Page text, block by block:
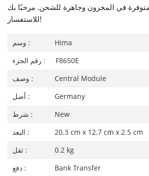
متوفرة في المخزون وجاهزة للشحن. مرحبًا بك
للاستفسار!
وسم :
Hima
رقم الجزء :
F8650E
وصف :
Central Module
أصل :
Germany
شرط :
New
البعد :
20.3 cm x 12.7 cm x 2.5 cm
ثقل :
0.2 kg
دفع :
Bank Transfer